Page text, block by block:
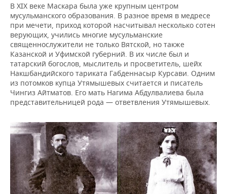
В XIX веке Маскара была уже крупным центром
мусульманского образования. В разное время в медресе
при мечети, приход которой насчитывал несколько сотен
верующих, учились многие мусульманские
священнослужители не только Вятской, но также
Казанской и Уфимской губерний. В их числе был и
татарский богослов, мыслитель и просветитель, шейх
Накшбандийского тариката Габденнасыр Курсави. Одним
из потомков купца Утямышевых считается и писатель
Чингиз Айтматов. Его мать Нагима Абдулвалиева была
представительницей рода — ответвления Утямышевых.